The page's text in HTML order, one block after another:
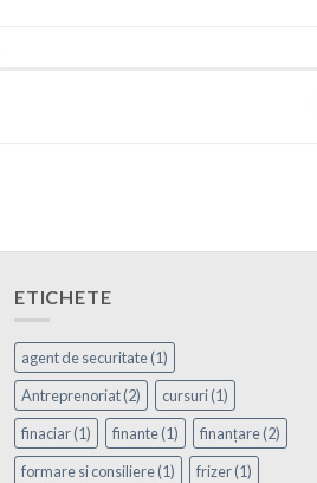
ETICHETE
agent de securitate(1)
Antreprenoriat(2) cursuri(1)
finaciar(1) finante(1) finanțare(2)
formare si consiliere(1) frizer(1)